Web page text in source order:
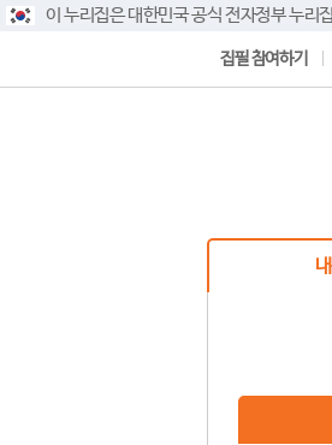
이 누리집은 대한민국 공식 전자정부 누리
집필 참여하기